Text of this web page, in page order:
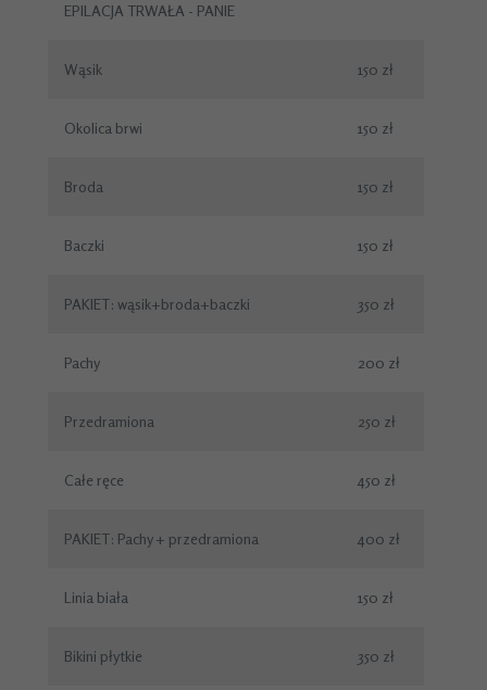
EPILACJA TRWAŁA - PANIE
Wąsik 150 zł
Okolica brwi 150 zł
Broda 150 zł
Baczki 150 zł
PAKIET: wąsik+broda+baczki 350 zł
Pachy 200 zł
Przedramiona 250 zł
Całe ręce 450 zł
PAKIET: Pachy + przedramiona 400 zł
Linia biała 150 zł
Bikini płytkie 350 zł